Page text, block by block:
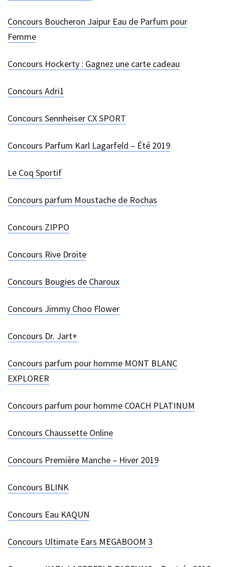
Concours Boucheron Jaipur Eau de Parfum pour
Femme
Concours Hockerty : Gagnez une carte cadeau
Concours Adri1
Concours Sennheiser CX SPORT
Concours Parfum Karl Lagarfeld – Été 2019
Le Coq Sportif
Concours parfum Moustache de Rochas
Concours ZIPPO
Concours Rive Droite
Concours Bougies de Charoux
Concours Jimmy Choo Flower
Concours Dr. Jart+
Concours parfum pour homme MONT BLANC
EXPLORER
Concours parfum pour homme COACH PLATINUM
Concours Chaussette Online
Concours Première Manche – Hiver 2019
Concours BLINK
Concours Eau KAQUN
Concours Ultimate Ears MEGABOOM 3